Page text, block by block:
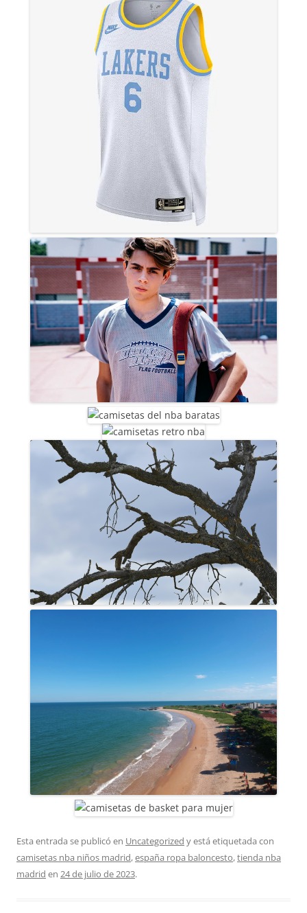
Esta entrada se publicó en Uncategorized y está etiquetada con
camisetas nba niños madrid,españa ropa baloncesto,tienda nba
madrid en 24 de julio de 2023.